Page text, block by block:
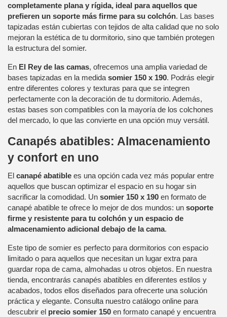
completamente plana y rígida, ideal para aquellos que
prefieren un soporte más firme para su colchón. Las bases
tapizadas están cubiertas con tejidos de alta calidad que no solo
mejoran la estética de tu dormitorio, sino que también protegen
la estructura del somier.
En El Rey de las camas, ofrecemos una amplia variedad de
bases tapizadas en la medida somier 150 x 190. Podrás elegir
entre diferentes colores y texturas para que se integren
perfectamente con la decoración de tu dormitorio. Además,
estas bases son compatibles con la mayoría de los colchones
del mercado, lo que las convierte en una opción muy versátil.
Canapés abatibles: Almacenamiento
y confort en uno
El canapé abatible es una opción cada vez más popular entre
aquellos que buscan optimizar el espacio en su hogar sin
sacrificar la comodidad. Un somier 150 x 190 en formato de
canapé abatible te ofrece lo mejor de dos mundos: un soporte
firme y resistente para tu colchón y un espacio de
almacenamiento adicional debajo de la cama.
Este tipo de somier es perfecto para dormitorios con espacio
limitado o para aquellos que necesitan un lugar extra para
guardar ropa de cama, almohadas u otros objetos. En nuestra
tienda, encontrarás canapés abatibles en diferentes estilos y
acabados, todos ellos diseñados para ofrecerte una solución
práctica y elegante. Consulta nuestro catálogo online para
descubrir el precio somier 150 en formato canapé y encuentra